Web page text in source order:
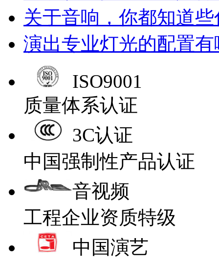
关于音响，你都知道
演出专业灯光的配置
ISO9001
质量体系认证
3C认证
中国强制性产品认证
音视频
工程企业资质特级
中国演艺